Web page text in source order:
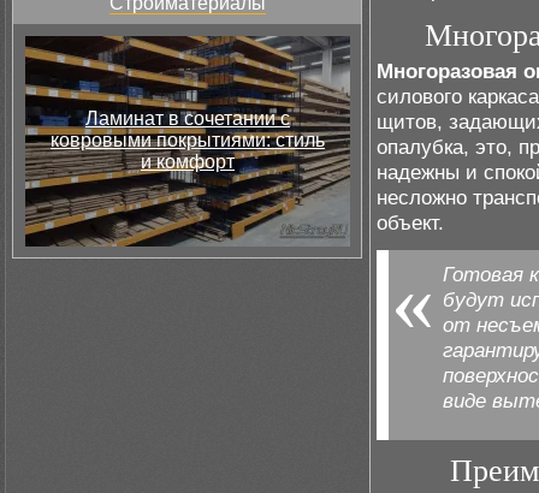
Ламинат в сочетании с
ковровыми покрытиями: стиль
и комфорт
Многоразовая
силового
щитов,
опалубка, это,
надежны и
несложно
объект.
Готовая
будут
от
виде